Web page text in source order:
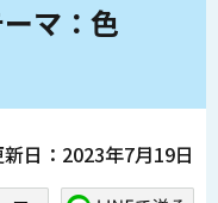
マ：色
日：2023年7月19日